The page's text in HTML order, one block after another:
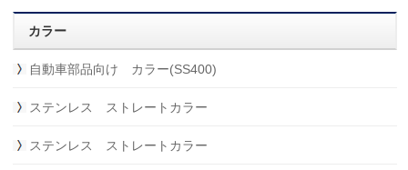
カラー
自動車部品向け カラー(SS400)
ステンレス ストレートカラー
ステンレス ストレートカラー